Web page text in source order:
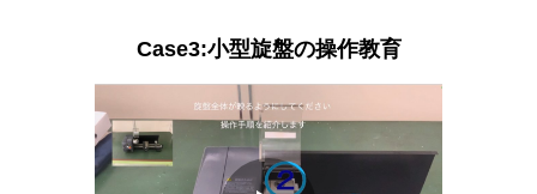
Case3:小型旋盤の操作教育